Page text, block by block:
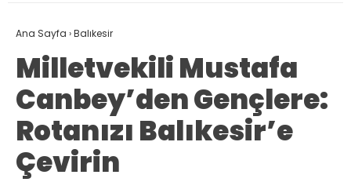
Ana Sayfa ›Balıkesir
Milletvekili Mustafa
Canbey’den Gençlere:
Rotanızı Balıkesir’e
Çevirin